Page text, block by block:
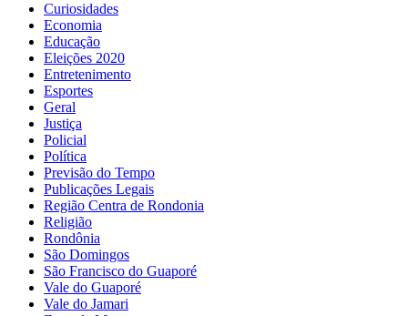
Curiosidades
Economia
Educação
Eleições 2020
Entretenimento
Esportes
Geral
Justiça
Policial
Política
Previsão do Tempo
Publicações Legais
Região Centra de Rondonia
Religião
Rondônia
São Domingos
São Francisco do Guaporé
Vale do Guaporé
Vale do Jamari